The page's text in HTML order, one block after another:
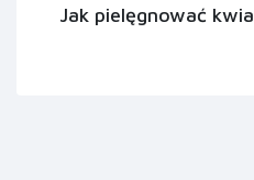
Jak pielęgnować